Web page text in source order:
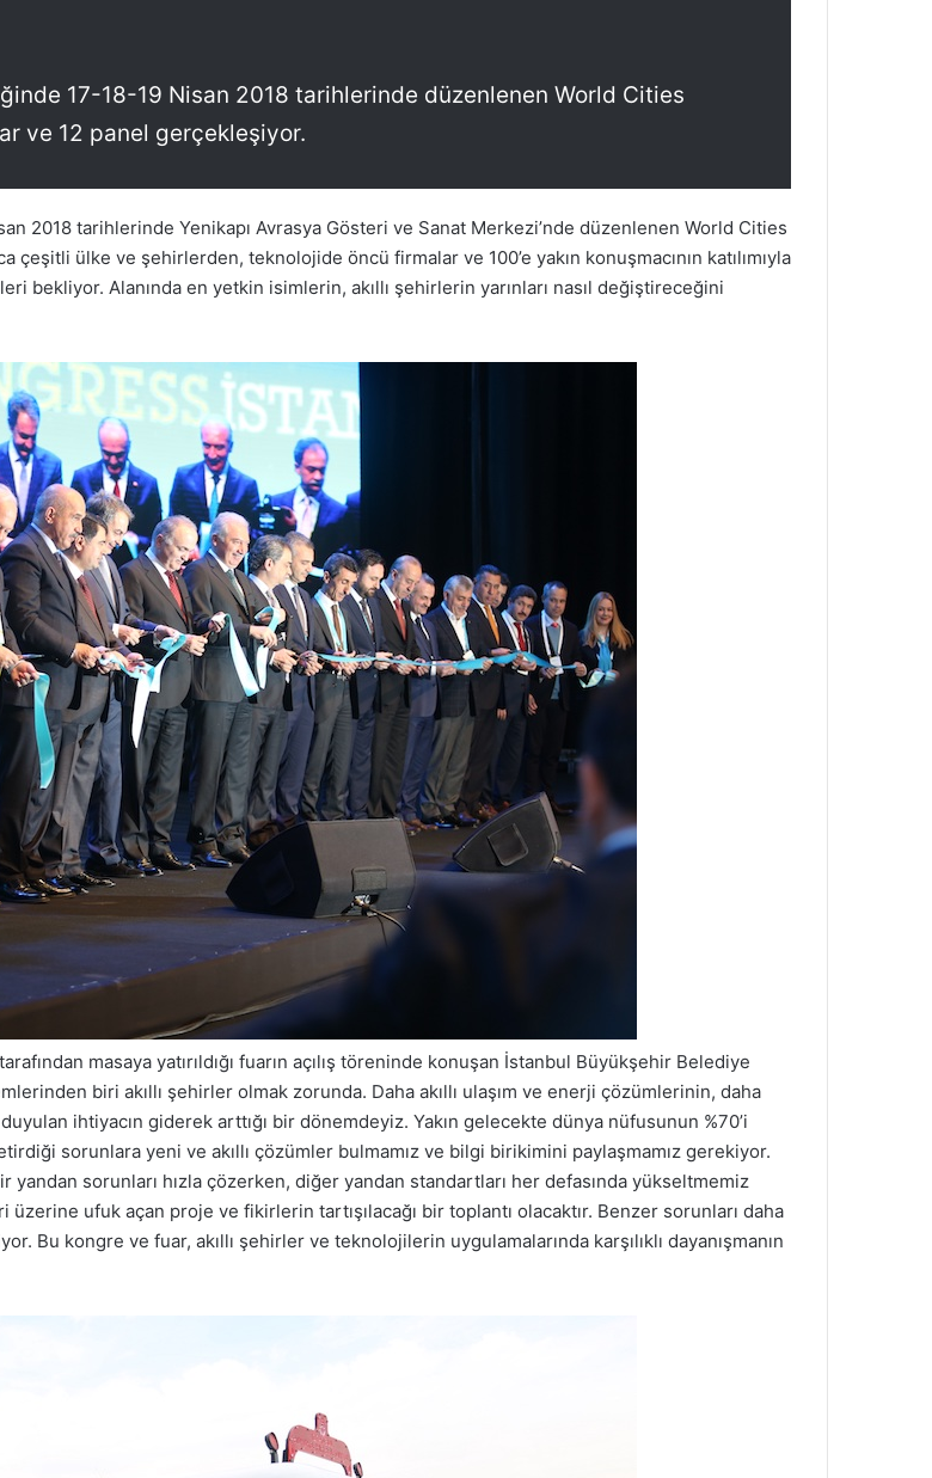
17-18-19 Nisan 2018 tarihlerinde düzenlenen World Cities
ve 12 panel gerçekleşiyor.
2018 tarihlerinde Yenikapı Avrasya Gösteri ve Sanat Merkezi’nde düzenlenen World Cities
çeşitli ülke ve şehirlerden, teknolojide öncü firmalar ve 100’e yakın konuşmacının katılımıyla
bekliyor. Alanında en yetkin isimlerin, akıllı şehirlerin yarınları nasıl değiştireceğini
masaya yatırıldığı fuarın açılış töreninde konuşan İstanbul Büyükşehir Belediye
biri akıllı şehirler olmak zorunda. Daha akıllı ulaşım ve enerji çözümlerinin, daha
ihtiyacın giderek arttığı bir dönemdeyiz. Yakın gelecekte dünya nüfusunun %70’i
sorunlara yeni ve akıllı çözümler bulmamız ve bilgi birikimini paylaşmamız gerekiyor.
yandan sorunları hızla çözerken, diğer yandan standartları her defasında yükseltmemiz
ufuk açan proje ve fikirlerin tartışılacağı bir toplantı olacaktır. Benzer sorunları daha
kongre ve fuar, akıllı şehirler ve teknolojilerin uygulamalarında karşılıklı dayanışmanın